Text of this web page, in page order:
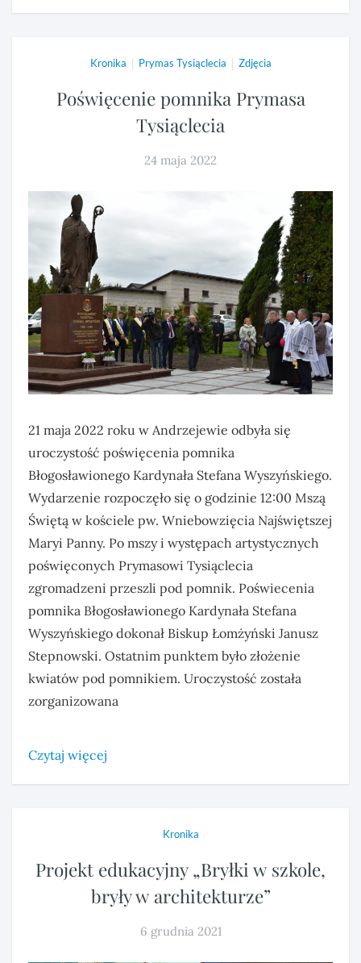
Kronika | Prymas Tysiąclecia | Zdjęcia
Poświęcenie pomnika Prymasa
Tysiąclecia
24 maja 2022
21 maja 2022 roku w Andrzejewie odbyła się
uroczystość poświęcenia pomnika
Błogosławionego Kardynała Stefana Wyszyńskiego.
Wydarzenie rozpoczęło się o godzinie 12:00 Mszą
Świętą w kościele pw. Wniebowzięcia Najświętszej
Maryi Panny. Po mszy i występach artystycznych
poświęconych Prymasowi Tysiąclecia
zgromadzeni przeszli pod pomnik. Poświecenia
pomnika Błogosławionego Kardynała Stefana
Wyszyńskiego dokonał Biskup Łomżyński Janusz
Stepnowski. Ostatnim punktem było złożenie
kwiatów pod pomnikiem. Uroczystość została
zorganizowana
Czytaj więcej
Kronika
Projekt edukacyjny „Bryłki w szkole,
bryły w architekturze”
6 grudnia 2021